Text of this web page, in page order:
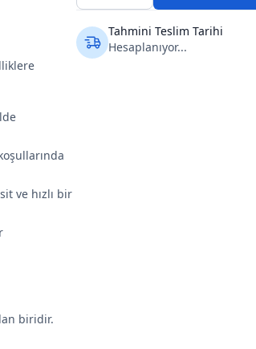
Tahmini Teslim Tarihi
Hesaplanıyor...
ve hızlı bir
biridir.